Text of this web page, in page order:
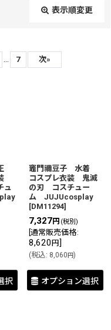
表示順変更
7 次»
ュ
択
竈門禰豆子 水着
コスプレ衣装 鬼滅
の刃 コスチュー
ム JUJUcosplay
[DM11294]
7,327円 (税別)
通常販売価格:
8,620 円]
(税込: 8,060円)
オプション選択